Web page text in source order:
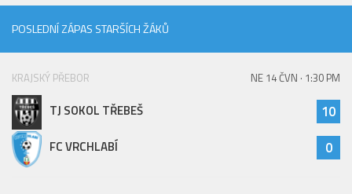
POSLEDNÍ ZÁPAS STARŠÍCH ŽÁKŮ
KRAJSKÝ PŘEBOR NE 14 ČVN · 1:30 PM
TJ SOKOL TŘEBEŠ 10
FC VRCHLABÍ 0